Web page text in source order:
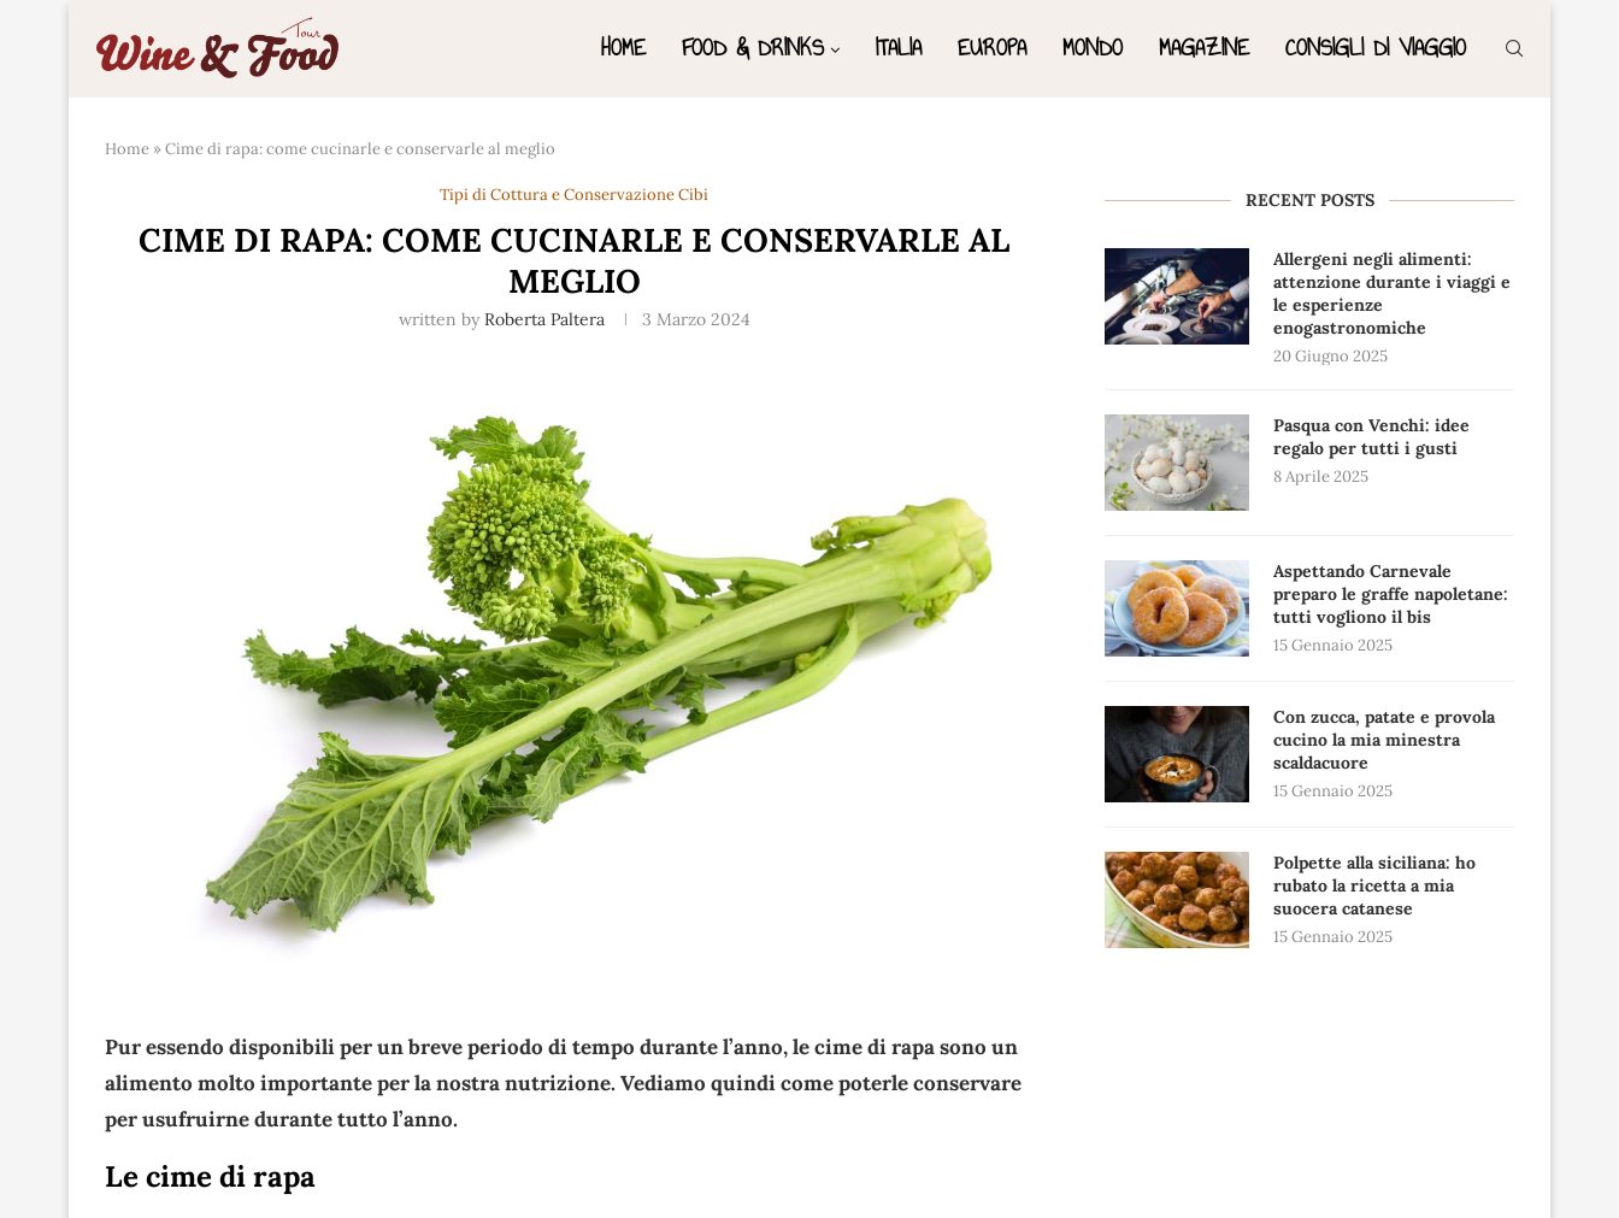
HOME FOOD & DRINKS ITALIA EUROPA MONDO MAGAZINE CONSIGLI DI VIAGGIO
Home »Cime di rapa: come cucinarle e conservarle al meglio
Tipi di Cottura e Conservazione Cibi
CIME DI RAPA: COME CUCINARLE E CONSERVARLE AL
MEGLIO
written by Roberta Paltera 3 Marzo 2024
Pur essendo disponibili per un breve periodo di tempo durante l’anno, le cime di rapa sono un
alimento molto importante per la nostra nutrizione. Vediamo quindi come poterle conservare
per usufruirne durante tutto l’anno.
Le cime di rapa
RECENT POSTS
Allergeni negli alimenti:
attenzione durante i viaggi e
le esperienze
enogastronomiche
20 Giugno 2025
Pasqua con Venchi: idee
regalo per tutti i gusti
8 Aprile 2025
Aspettando Carnevale
preparo le graffe napoletane:
tutti vogliono il bis
15 Gennaio 2025
Con zucca, patate e provola
cucino la mia minestra
scaldacuore
15 Gennaio 2025
Polpette alla siciliana: ho
rubato la ricetta a mia
suocera catanese
15 Gennaio 2025